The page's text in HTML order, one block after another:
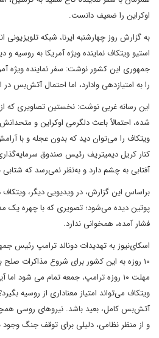
اوکراین را ضعیف دانست.
به گزارش روز چهارشنبه ایرنا، شبکه تلویزیونی
استیو ویتکاف نماینده ویژه آمریکا به روسیه
جمهوری این کشور نوشت: سفر نماینده ویژه
را به امتیازدهی وادارد، اما احتمال آتش‌بس
این رسانه غربی نوشت: نخستین تصاویری که
شده، احتمالاً باعث دلگرمی اوکراین و
ویتکاف را می‌توان دید که بدون عجله و با
کنار کریل دیمیتریف رئیس صندوق
آفتابی به چشم دارد و به‌نظر نمی‌رسد که شتابی
براساس این گزارش، در ویدیویی دیگر،
پوتین دیده می‌شود؛ تصویری که با چهره یک
فشار آمده، همخوانی ندارد.
اسکای‌نیوز به تهدیدات دونالد ترامپ رئیس
۱۰ روزه به این کشور برای شروع مذاکرات صلح
مهلت ۱۰ روزه ترامپ، جمعه تمام می شود
ویتکاف می‌تواند امتیاز معناداری از روسیه
آتش‌بس کامل، بعید باشد. نیروهای روسی
و از منظر نظامی، دلیلی برای توقف جنگ وجود